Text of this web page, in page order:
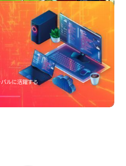
ルに活躍する